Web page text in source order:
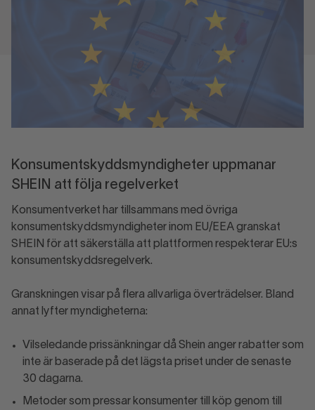
Konsumentskyddsmyndigheter uppmanar
SHEIN att följa regelverket
Konsumentverket har tillsammans med övriga
konsumentskyddsmyndigheter inom EU/EEA granskat
SHEIN för att säkerställa att plattformen respekterar EU:s
konsumentskyddsregelverk.
Granskningen visar på flera allvarliga överträdelser. Bland
annat lyfter myndigheterna:
Vilseledande prissänkningar då Shein anger rabatter som
inte är baserade på det lägsta priset under de senaste
30 dagarna.
Metoder som pressar konsumenter till köp genom till